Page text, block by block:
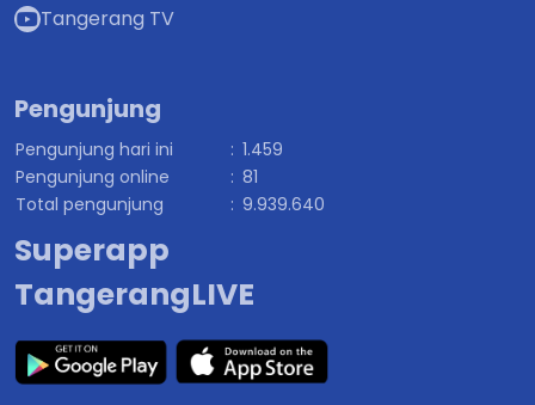
Tangerang TV
Pengunjung
Pengunjung hari ini : 1.459
Pengunjung online
: 81
Total pengunjung
: 9.939.640
Superapp
TangerangLIVE